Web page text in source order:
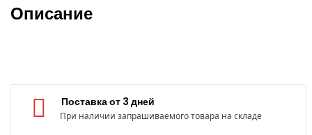
Описание
Поставка от 3 дней
При наличии запрашиваемого товара на складе